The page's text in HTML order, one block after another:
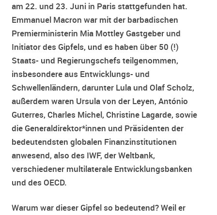
am 22. und 23. Juni in Paris stattgefunden hat.
Emmanuel Macron war mit der barbadischen
Premierministerin Mia Mottley Gastgeber und
Initiator des Gipfels, und es haben über 50 (!)
Staats- und Regierungschefs teilgenommen,
insbesondere aus Entwicklungs- und
Schwellenländern, darunter Lula und Olaf Scholz,
außerdem waren Ursula von der Leyen, António
Guterres, Charles Michel, Christine Lagarde, sowie
die Generaldirektor*innen und Präsidenten der
bedeutendsten globalen Finanzinstitutionen
anwesend, also des IWF, der Weltbank,
verschiedener multilaterale Entwicklungsbanken
und des OECD.
Warum war dieser Gipfel so bedeutend? Weil er